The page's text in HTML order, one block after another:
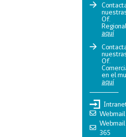
Of.
aquí
Of.
en el
aquí
Webmail
Webmail
365